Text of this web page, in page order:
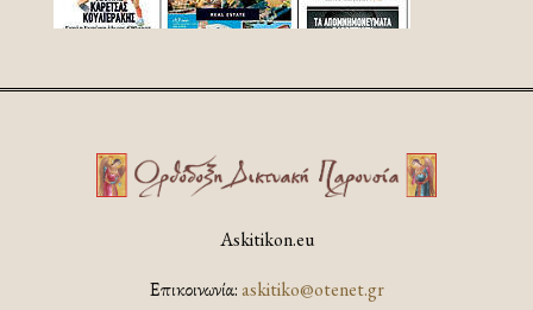
Askitikon.eu
Επικοινωνία:askitiko@otenet.gr